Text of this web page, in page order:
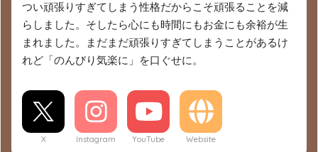
つい頑張りすぎてしまう性格だからこそ頑張ることを減
らしました。そしたら心にも時間にもお金にも余裕が生
まれました。まだまだ頑張りすぎてしまうことがあるけ
れど「のんびり気楽に」を口ぐせに。
X Instagram YouTube Website